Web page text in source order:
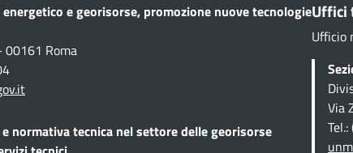
e georisorse, promozione nuove tecnologie
00161 Roma
normativa tecnica nel settore delle georisorse
Uffici
Ufficio
Via